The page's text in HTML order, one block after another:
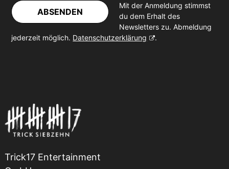
ABSENDEN
Mit der Anmeldung stimmst
du dem Erhalt des
Newsletters zu. Abmeldung
jederzeit möglich. Datenschutzerklärung .
Trick17 Entertainment